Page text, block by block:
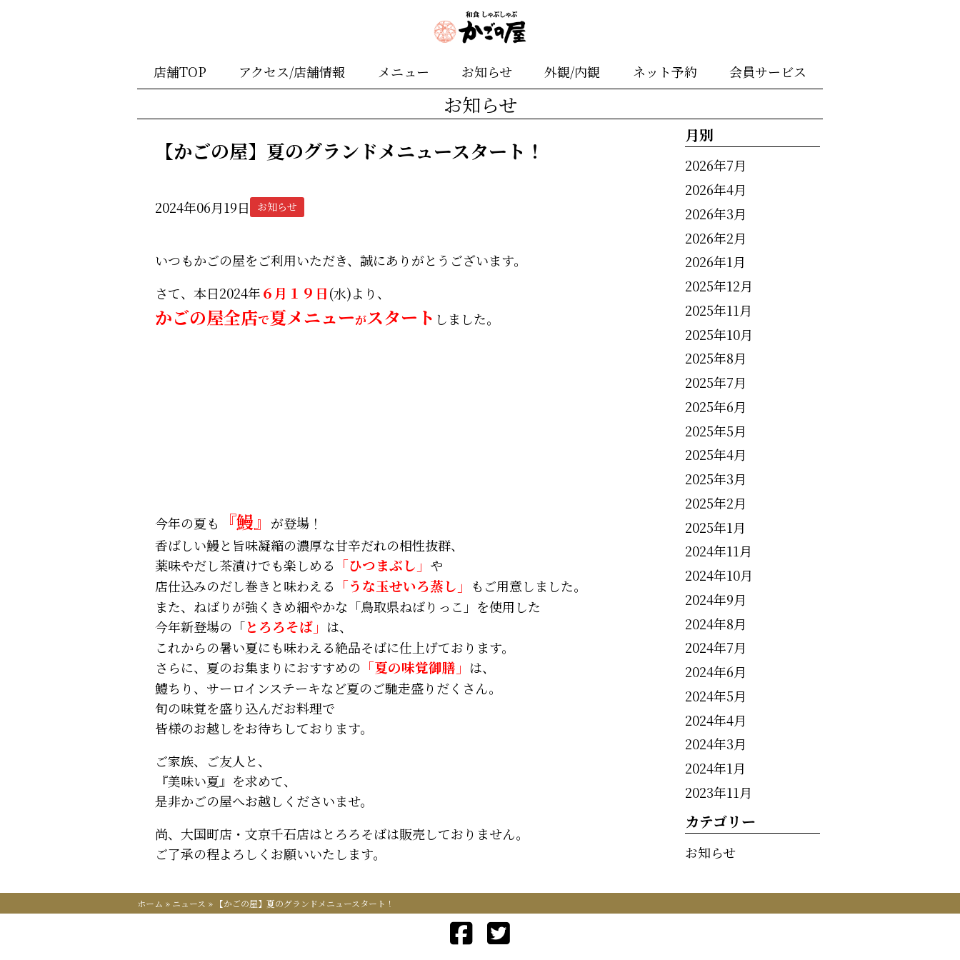
店舗TOP アクセス/店舗情報 メニュー お知らせ 外観/内観 ネット予約 会員サービス
お知らせ
【かごの屋】夏のグランドメニュースタート！
2024年06月19日 お知らせ
いつもかごの屋をご利用いただき、誠にありがとうございます。
さて、本日2024年６月１９日(水)より、
かごの屋全店で夏メニューがスタート しました。
今年の夏も 『鰻』 が登場！
香ばしい鰻と旨味凝縮の濃厚な甘辛だれの相性抜群、
薬味やだし茶漬けでも楽しめる 「ひつまぶし」 や
店仕込みのだし巻きと味わえる 「うな玉せいろ蒸し」
もご用意しました。
また、ねばりが強くきめ細やかな「鳥取県ねばりっこ」を使用した
今年新登場の「とろろそば」 は、
これからの暑い夏にも味わえる絶品そばに仕上げております。
さらに、夏のお集まりにおすすめの 「夏の味覚御膳」 は、
鱧ちり、サーロインステーキなど夏のご馳走盛りだくさん。
旬の味覚を盛り込んだお料理で
皆様のお越しをお待ちしております。
ご家族、ご友人と、
『美味い夏』を求めて、
是非かごの屋へお越しくださいませ。
尚、大国町店・文京千石店はとろろそばは販売しておりません。
ご了承の程よろしくお願いいたします。
月別
2026年7月
2026年4月
2026年3月
2026年2月
2026年1月
2025年12月
2025年11月
2025年10月
2025年8月
2025年7月
2025年6月
2025年5月
2025年4月
2025年3月
2025年2月
2025年1月
2024年11月
2024年10月
2024年9月
2024年8月
2024年7月
2024年6月
2024年5月
2024年4月
2024年3月
2024年1月
2023年11月
カテゴリー
お知らせ
ホーム » ニュース » 【かごの屋】夏のグランドメニュースタート！